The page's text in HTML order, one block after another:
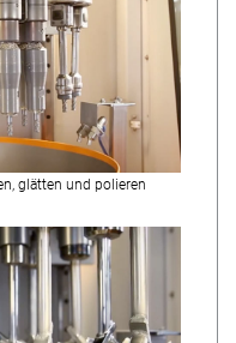
glätten und polieren